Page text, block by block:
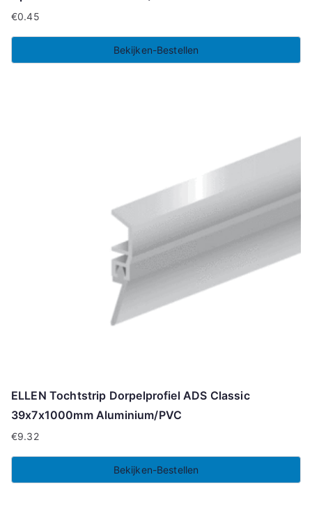
€0.45
Bekijken-Bestellen
ELLEN Tochtstrip Dorpelprofiel ADS Classic
39x7x1000mm Aluminium/PVC
€9.32
Bekijken-Bestellen